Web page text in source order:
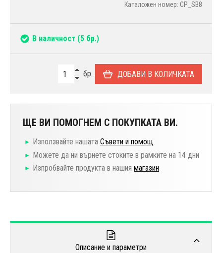
Каталожен номер: CP_SB8
В наличност (5 бр.)
бр. ДОБАВИ В КОЛИЧКАТА
ЩЕ ВИ ПОМОГНЕМ С ПОКУПКАТА ВИ.
Използвайте нашата Съвети и помощ
Можете да ни върнете стоките в рамките на 14 дни
Изпробвайте продукта в нашия магазин
Описание и параметри